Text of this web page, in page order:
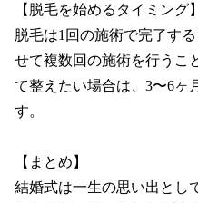
【脱毛を始めるタイミング】
脱毛は1回の施術で完了す
せて複数回の施術を行うこ
て整えたい場合は、3〜6ヶ
す。
【まとめ】
結婚式は一生の思い出とし